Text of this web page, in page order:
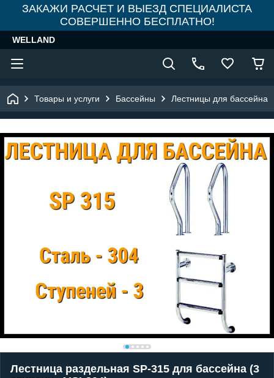
ЗАКАЖИ РАСЧЕТ И ВЫЕЗД СПЕЦИАЛИСТА
СОВЕРШЕННО БЕСПЛАТНО!
WELLAND
Товары и услуги Бассейны Лестницы для бассейна
Лестница раздельная SP-315 для бассейна (3